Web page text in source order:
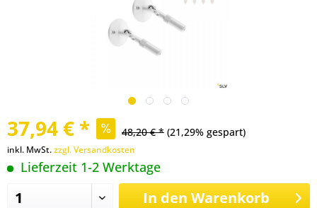
37,94 € * 48,20 € * (21,29% gespart)
inkl. MwSt.zzgl. Versandkosten
Lieferzeit 1-2 Werktage
In den Warenkorb